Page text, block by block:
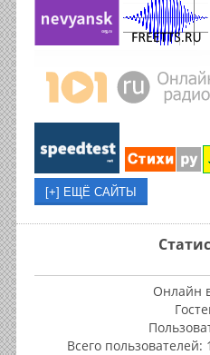
Онлайн
Всего